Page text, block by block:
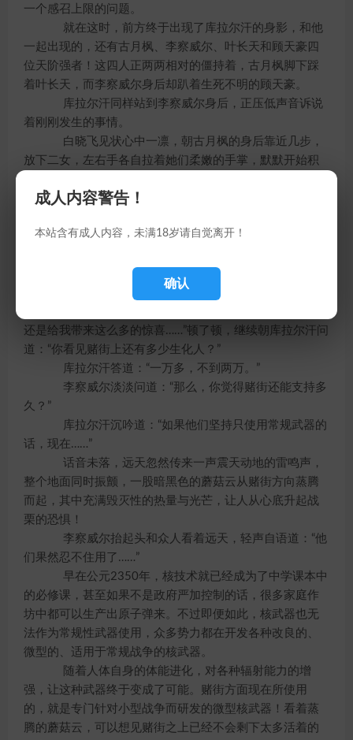
成人内容警告！
本站含有成人内容，未满18岁请自觉离开！
确认
一个感召上限的问题。
就在这时，前方终于出现了库拉尔汗的身影，和他
一起出现的，还有古月枫、李察威尔、叶长天和顾天豪四
位天阶强者！这四人正两两相对的僵持着，古月枫脚下踩
着叶长天，而李察威尔身后却趴着生死不明的顾天豪。
库拉尔汗同样站到李察威尔身后，正压低声音诉说
着刚刚发生的事情。
白晓飞见状心中一凛，朝古月枫的身后靠近几步，
放下二女，左右手各自拉着她们柔嫩的手掌，默默开始积
四号则冷冷停下脚步，和双方成犄角之势，他身后
个广场包围了起来。
李察威尔藏在护甲后的目光闪动，先后从四号、白
晓飞、古月枫身上掠过，终于轻轻叹道：“我本来以为，已
还是给我带来这么多的惊喜……”顿了顿，继续朝库拉尔汗问
道：“你看见赌街上还有多少生化人？”
库拉尔汗答道：“一万多，不到两万。”
李察威尔淡淡问道：“那么，你觉得赌街还能支持多
久？”
库拉尔汗沉吟道：“如果他们坚持只使用常规武器的
话，现在……”
话音未落，远天忽然传来一声震天动地的雷鸣声，
整个地面同时振颤，一股暗黑色的蘑菇云从赌街方向蒸腾
而起，其中充满毁灭性的热量与光芒，让人从心底升起战
栗的恐惧！
李察威尔抬起头和众人看着远天，轻声自语道：“他
们果然忍不住用了……”
早在公元2350年，核技术就已经成为了中学课本中
的必修课，甚至如果不是政府严加控制的话，很多家庭作
坊中都可以生产出原子弹来。不过即便如此，核武器也无
法作为常规性武器使用，众多势力都在开发各种改良的、
微型的、适用于常规战争的核武器。
随着人体自身的体能进化，对各种辐射能力的增
强，让这种武器终于变成了可能。赌街方面现在所使用
的，就是专门针对小型战争而研发的微型核武器！看着蒸
腾的蘑菇云，可以想见赌街之上已经不会剩下太多活着的